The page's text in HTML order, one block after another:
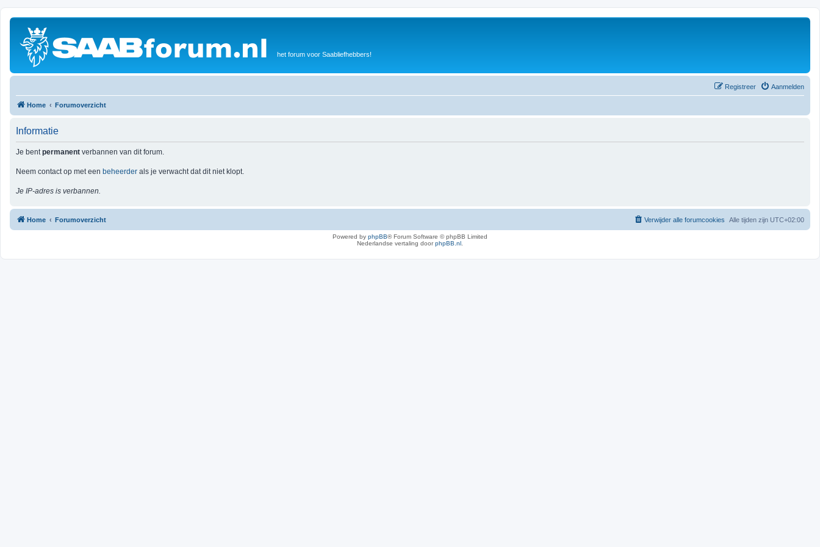
het forum voor Saabliefhebbers!
Aanmelden
Registreer
Home Forumoverzicht
Informatie
Je bentpermanent verbannen van dit forum.
Neem contact op met een beheerder als je verwacht dat dit niet klopt.
Je IP-adres is verbannen.
Home Forumoverzicht Alle tijden zijn UTC+02:00
Verwijder alle forumcookies
Powered by phpBB® Forum Software © phpBB Limited
Nederlandse vertaling doorphpBB.nl